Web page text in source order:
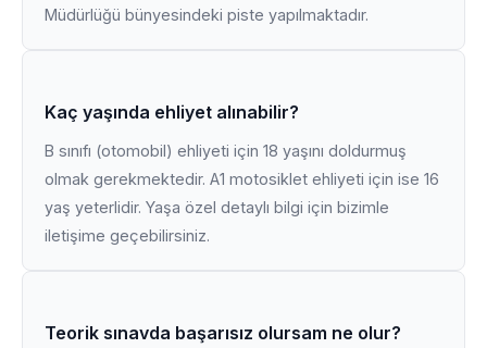
Müdürlüğü bünyesindeki piste yapılmaktadır.
Kaç yaşında ehliyet alınabilir?
B sınıfı (otomobil) ehliyeti için 18 yaşını doldurmuş
olmak gerekmektedir. A1 motosiklet ehliyeti için ise 16
yaş yeterlidir. Yaşa özel detaylı bilgi için bizimle
iletişime geçebilirsiniz.
Teorik sınavda başarısız olursam ne olur?